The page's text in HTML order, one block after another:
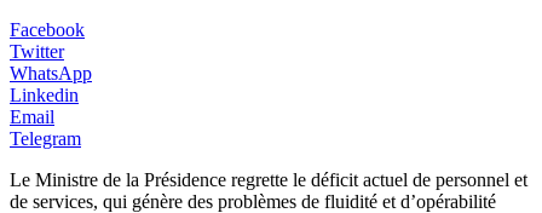
Facebook
Twitter
WhatsApp
Linkedin
Email
Telegram
Le Ministre de la Présidence regrette le déficit actuel de personnel et
de services, qui génère des problèmes de fluidité et d’opérabilité